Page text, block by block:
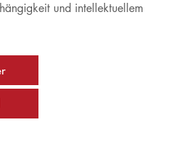
und intellektuellem